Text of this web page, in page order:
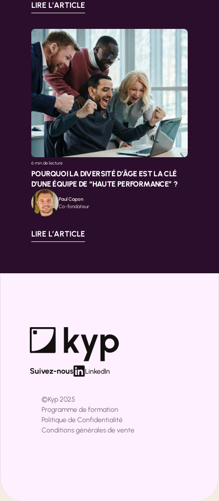
LIRE L’ARTICLE
6 min de lecture
POURQUOI LA DIVERSITÉ D’ÂGE EST LA CLÉ
D’UNE ÉQUIPE DE “HAUTE PERFORMANCE” ?
Paul Capon
Co-fondateur
LIRE L’ARTICLE
Suivez-nous LinkedIn
©Kyp 2025
Programme de formation
Politique de Confidentialité
Conditions générales de vente